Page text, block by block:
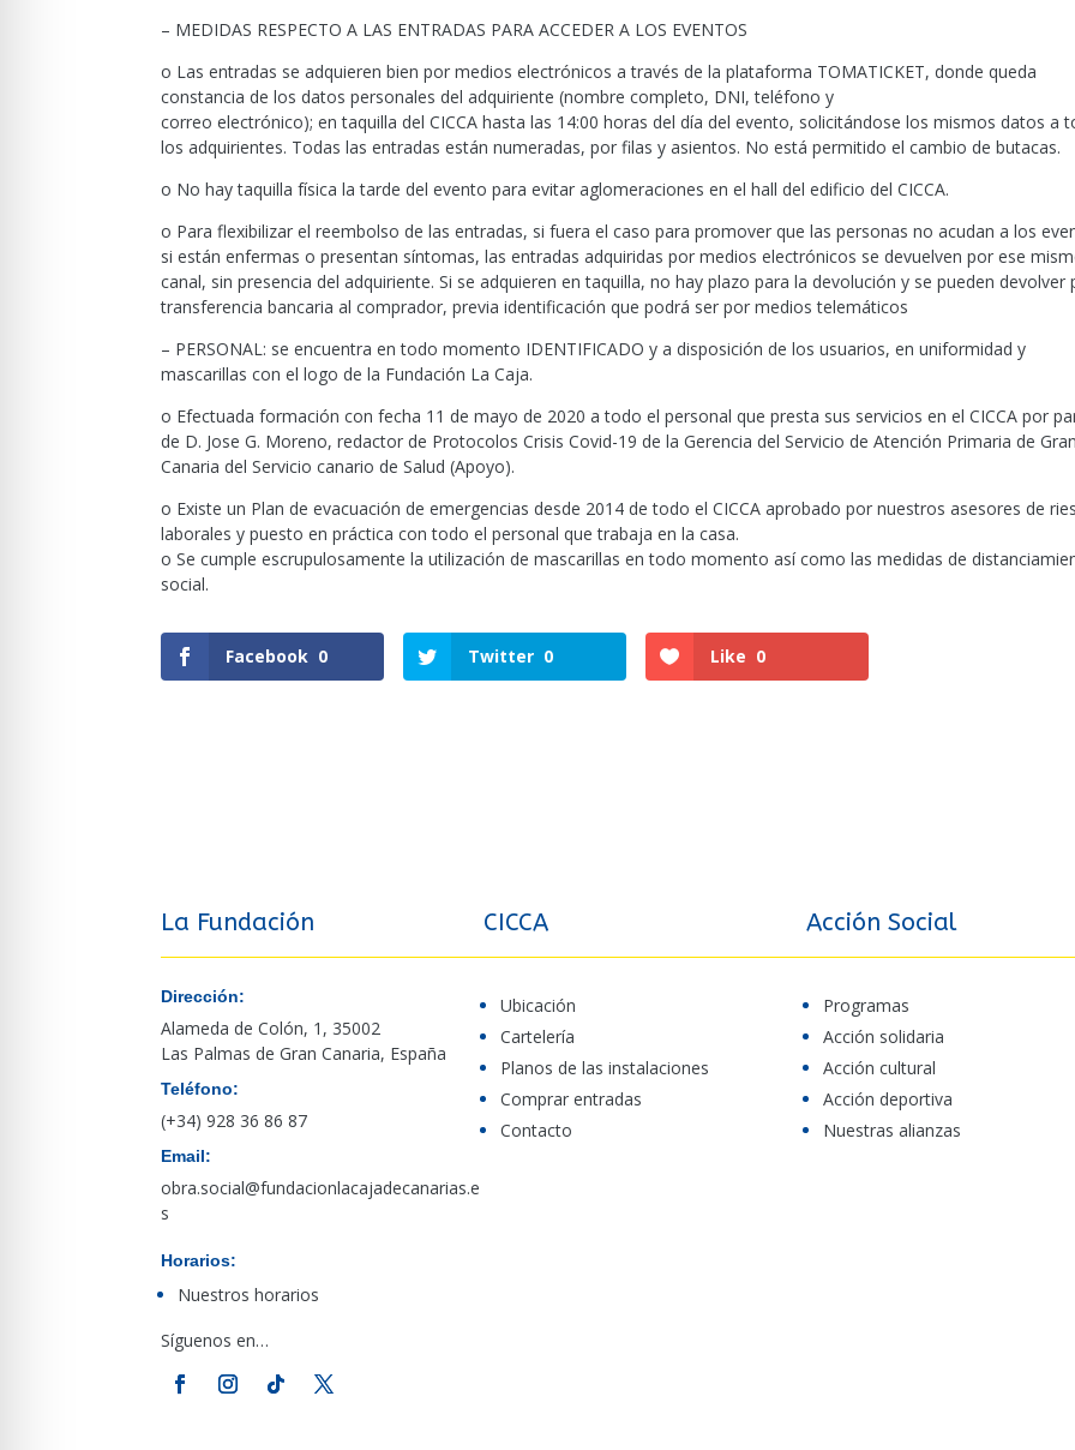
– MEDIDAS RESPECTO A LAS ENTRADAS PARA ACCEDER A LOS EVENTOS
o Las entradas se adquieren bien por medios electrónicos a través de la plataforma TOMATICKET, donde queda
constancia de los datos personales del adquiriente (nombre completo, DNI, teléfono y
correo electrónico); en taquilla del CICCA hasta las 14:00 horas del día del evento, solicitándose los mismos datos a
los adquirientes. Todas las entradas están numeradas, por filas y asientos. No está permitido el cambio de butacas.
o No hay taquilla física la tarde del evento para evitar aglomeraciones en el hall del edificio del CICCA.
o Para flexibilizar el reembolso de las entradas, si fuera el caso para promover que las personas no acudan a los
si están enfermas o presentan síntomas, las entradas adquiridas por medios electrónicos se devuelven por ese
canal, sin presencia del adquiriente. Si se adquieren en taquilla, no hay plazo para la devolución y se pueden devolver
transferencia bancaria al comprador, previa identificación que podrá ser por medios telemáticos
– PERSONAL: se encuentra en todo momento IDENTIFICADO y a disposición de los usuarios, en uniformidad y
mascarillas con el logo de la Fundación La Caja.
o Efectuada formación con fecha 11 de mayo de 2020 a todo el personal que presta sus servicios en el CICCA por
de D. Jose G. Moreno, redactor de Protocolos Crisis Covid-19 de la Gerencia del Servicio de Atención Primaria de Gran
Canaria del Servicio canario de Salud (Apoyo).
o Existe un Plan de evacuación de emergencias desde 2014 de todo el CICCA aprobado por nuestros asesores de
laborales y puesto en práctica con todo el personal que trabaja en la casa.
o Se cumple escrupulosamente la utilización de mascarillas en todo momento así como las medidas de
social.
Facebook 0 Twitter 0 Like 0
La Fundación
Dirección:
Alameda de Colón, 1, 35002
Las Palmas de Gran Canaria, España
Teléfono:
(+34) 928 36 86 87
Email:
obra.social@fundacionlacajadecanarias.e
s
Horarios:
Nuestros horarios
Síguenos en…
CICCA
Ubicación
Cartelería
Planos de las instalaciones
Comprar entradas
Contacto
Acción Social
Programas
Acción solidaria
Acción cultural
Acción deportiva
Nuestras alianzas